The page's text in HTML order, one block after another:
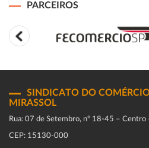
PARCEIROS
SINDICATO DO
MIRASSOL
Rua: 07 de Setembro, n° 18-45 – Centro
CEP: 15130-000